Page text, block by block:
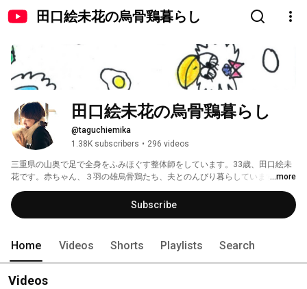
田口絵未花の烏骨鶏暮らし
田口絵未花の烏骨鶏暮らし
@taguchiemika
1.38K subscribers • 296 videos
三重県の山奥で足で全身をふみほぐす整体師をしています。33歳、田口絵未
花です。赤ちゃん、３羽の雄烏骨鶏たち、夫とのんびり暮らしています。現
在妊娠中。
...more
Subscribe
Home Videos Shorts Playlists Search
Videos